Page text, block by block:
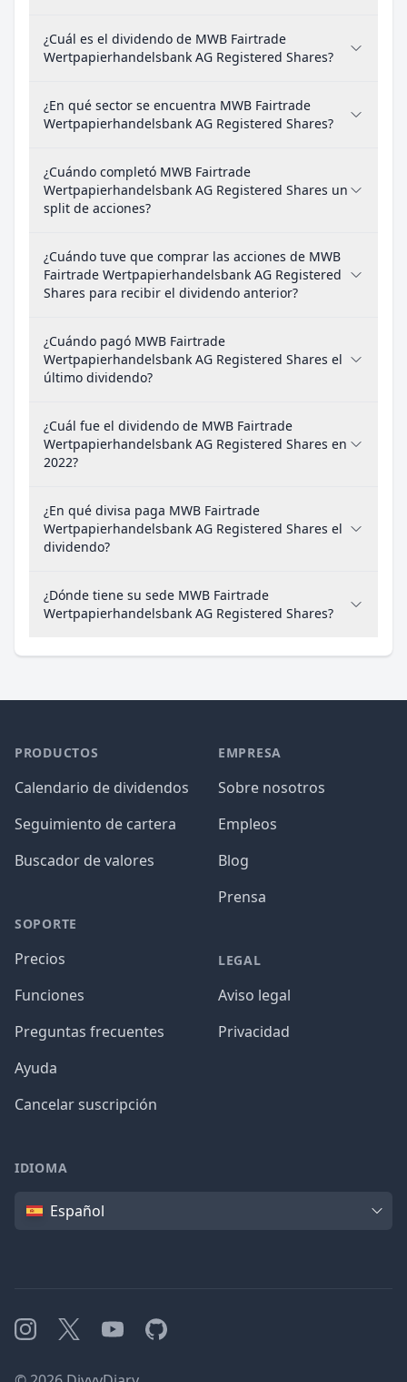
¿Cuál es el dividendo de MWB Fairtrade
Wertpapierhandelsbank AG Registered Shares?
¿En qué sector se encuentra MWB Fairtrade
Wertpapierhandelsbank AG Registered Shares?
¿Cuándo completó MWB Fairtrade
Wertpapierhandelsbank AG Registered Shares un
split de acciones?
¿Cuándo tuve que comprar las acciones de MWB
Fairtrade Wertpapierhandelsbank AG Registered
Shares para recibir el dividendo anterior?
¿Cuándo pagó MWB Fairtrade
Wertpapierhandelsbank AG Registered Shares el
último dividendo?
¿Cuál fue el dividendo de MWB Fairtrade
Wertpapierhandelsbank AG Registered Shares en
2022?
¿En qué divisa paga MWB Fairtrade
Wertpapierhandelsbank AG Registered Shares el
dividendo?
¿Dónde tiene su sede MWB Fairtrade
Wertpapierhandelsbank AG Registered Shares?
PRODUCTOS
Calendario de dividendos
Seguimiento de cartera
Buscador de valores
SOPORTE
Precios
Funciones
Preguntas frecuentes
Ayuda
Cancelar suscripción
EMPRESA
Sobre nosotros
Empleos
Blog
Prensa
LEGAL
Aviso legal
Privacidad
IDIOMA
IdiomaEspañol
Instagram
X YouTubeGitHub